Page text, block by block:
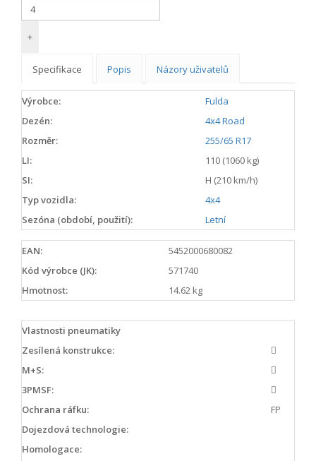
+
Specifikace Popis Názory uživatelů
Výrobce:
Fulda
Dezén:
4x4 Road
Rozměr:
255/65 R17
LI:
110 (1060 kg)
SI:
H (210 km/h)
Typ vozidla:
4x4
Sezóna (období, použití):
Letní
EAN:
5452000680082
Kód výrobce (JK):
571740
Hmotnost:
14.62 kg
Vlastnosti pneumatiky
Zesílená konstrukce:
M+S:
3PMSF:
Ochrana ráfku:
FP
Dojezdová technologie:
Homologace: